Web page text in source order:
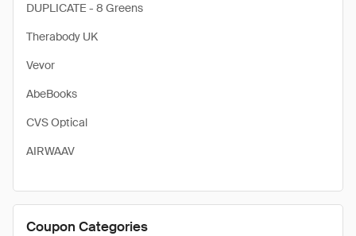
DUPLICATE - 8 Greens
Therabody UK
Vevor
AbeBooks
CVS Optical
AIRWAAV
Coupon Categories